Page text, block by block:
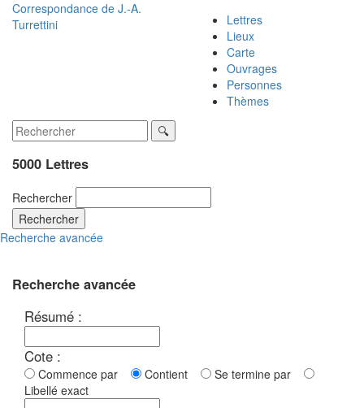
Correspondance de J.-A.
Turrettini
Lettres
Lieux
Carte
Ouvrages
Personnes
Thèmes
5000 Lettres
Rechercher
Rechercher
Recherche avancée
Recherche avancée
Résumé :
Cote :
Commence par Contient
Se termine par
Libellé exact